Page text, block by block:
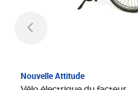
Nouvelle Attitude